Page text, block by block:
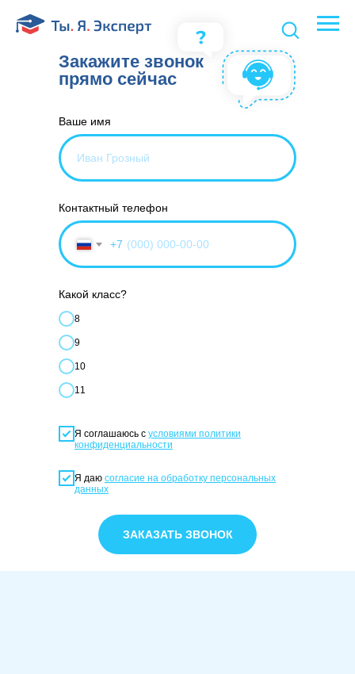
Ваше имя
Контактный телефон
+7
Какой класс?
8
9
10
11
Я соглашаюсь с условиями политики
конфиденциальности
Я даю согласие на обработку персональных
данных
ЗАКАЗАТЬ ЗВОНОК
Закажите звонок
прямо сейчас